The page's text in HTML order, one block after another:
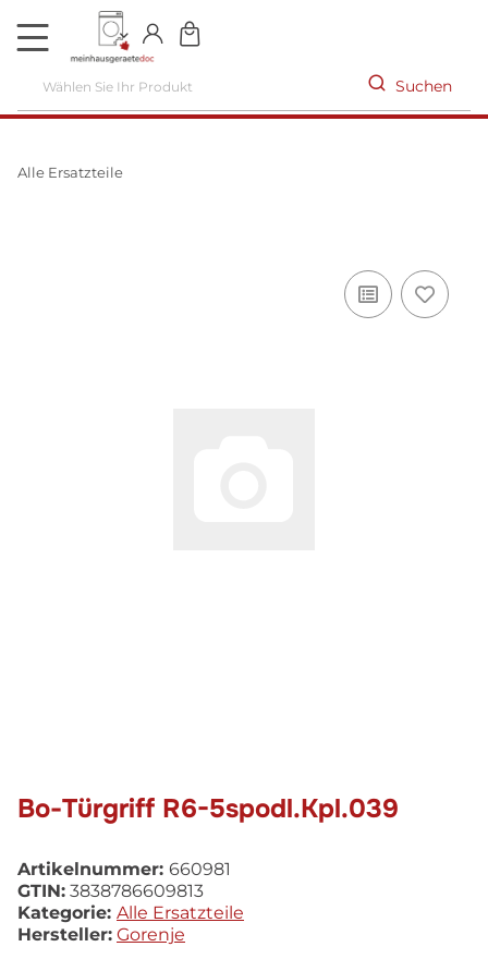
DE
Suchen
Alle Ersatzteile
Bo-Türgriff R6-5spodl.Kpl.039
Artikelnummer: 660981
GTIN: 3838786609813
Kategorie: Alle Ersatzteile
Hersteller: Gorenje